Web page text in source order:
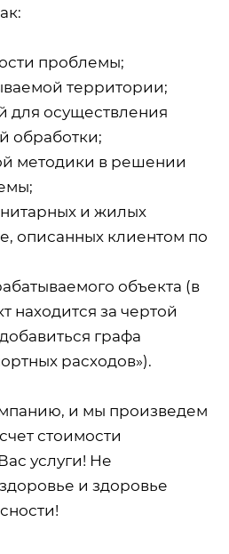
проблемы;
территории;
для осуществления
обработки;
методики в решении
и жилых
описанных клиентом по
объекта (в
находится за чертой
графа
расходов»).
и мы произведем
стоимости
услуги! Не
и здоровье